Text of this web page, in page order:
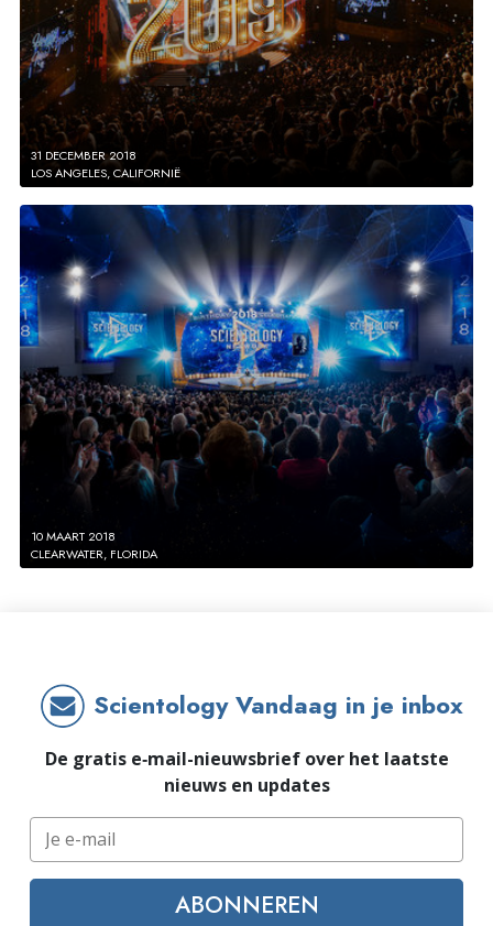
31 DECEMBER 2018
LOS ANGELES, CALIFORNIË
10 MAART 2018
CLEARWATER, FLORIDA
Scientology Vandaag in je inbox
De gratis e‑mail-nieuwsbrief over het laatste
nieuws en updates
ABONNEREN